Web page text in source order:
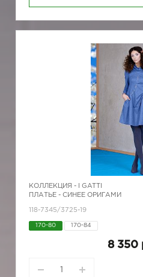
КОЛЛЕКЦИЯ -
I GATTI
ПЛАТЬЕ - СИНЕЕ ОРИГАМИ
118-7345/3725-19
170-80 170-84
8 350